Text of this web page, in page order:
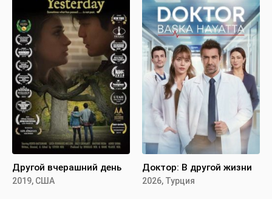
Другой вчерашний день
2019, США
Доктор: В другой жизни
2026, Турция